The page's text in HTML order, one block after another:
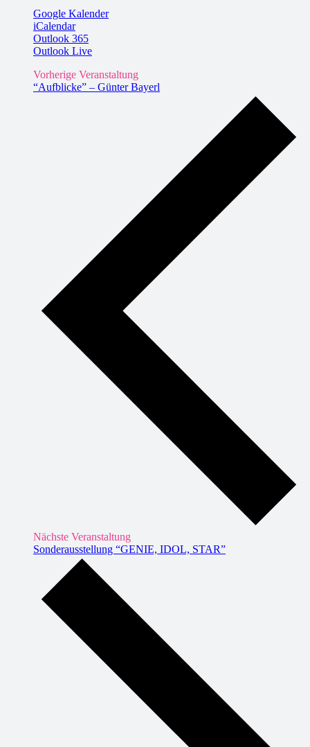
Google Kalender
iCalendar
Outlook 365
Outlook Live
Vorherige Veranstaltung
“Aufblicke” – Günter Bayerl
Nächste Veranstaltung
Sonderausstellung “GENIE, IDOL, STAR”